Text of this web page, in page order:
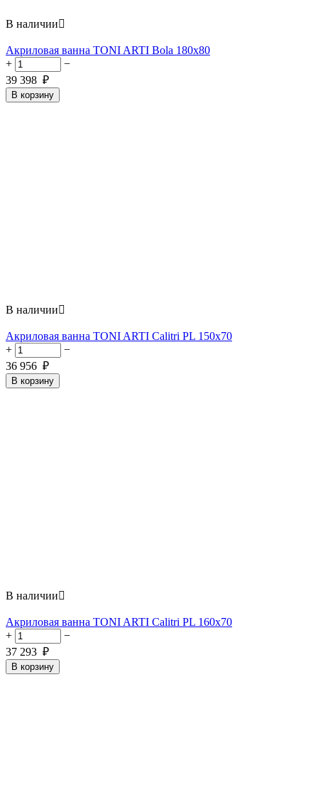
В наличии
Акриловая ванна TONI ARTI Bola 180x80
+
−
39 398 ₽
В корзину
В наличии
Акриловая ванна TONI ARTI Calitri PL 150x70
+
−
36 956 ₽
В корзину
В наличии
Акриловая ванна TONI ARTI Calitri PL 160x70
+
−
37 293 ₽
В корзину